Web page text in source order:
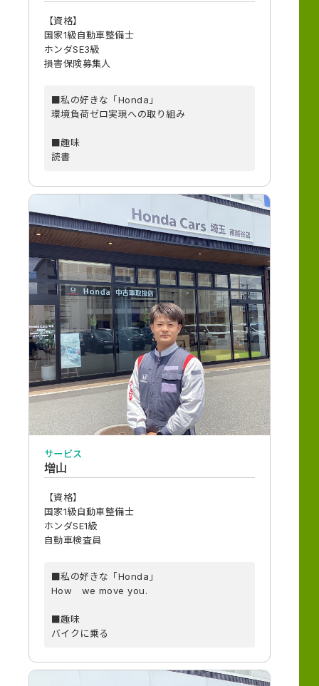
【資格】
国家1級自動車整備士
ホンダSE3級
損害保険募集人
■私の好きな「Honda」
環境負荷ゼロ実現への取り組み
■趣味
読書
サービス
増山
【資格】
国家1級自動車整備士
ホンダSE1級
自動車検査員
■私の好きな「Honda」
How we move you.
■趣味
バイクに乗る